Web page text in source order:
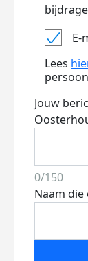
E-
Lees
Jouw
0/150
Naam